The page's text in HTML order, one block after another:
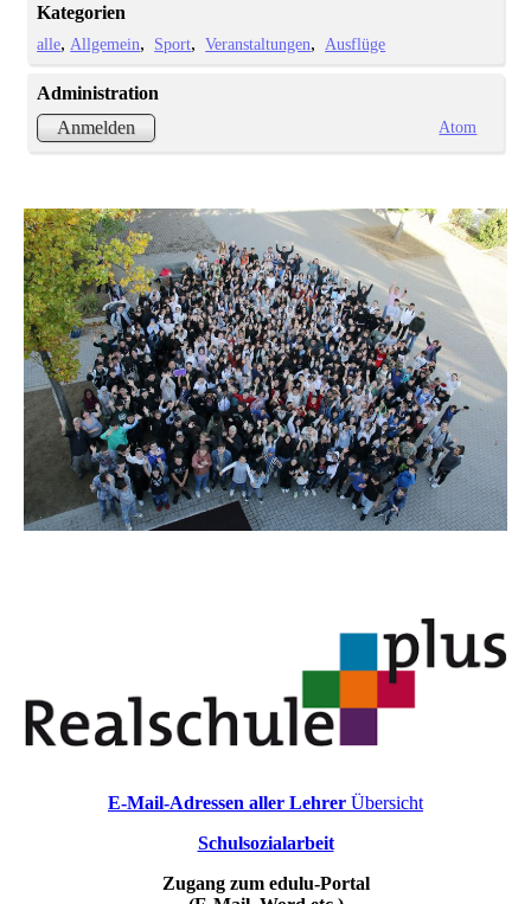
Kategorien
alle Allgemein Sport Veranstaltungen Ausflüge
Administration
Anmelden
Atom
E-Mail-Adressen aller Lehrer Übersicht
Schulsozialarbeit
Zugang zum edulu-Portal